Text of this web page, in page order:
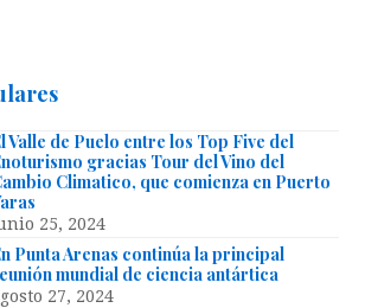
Valle de Puelo entre los Top Five del
gracias Tour del Vino del
Climatico, que comienza en Puerto
25, 2024
Punta Arenas continúa la principal
mundial de ciencia antártica
27, 2024